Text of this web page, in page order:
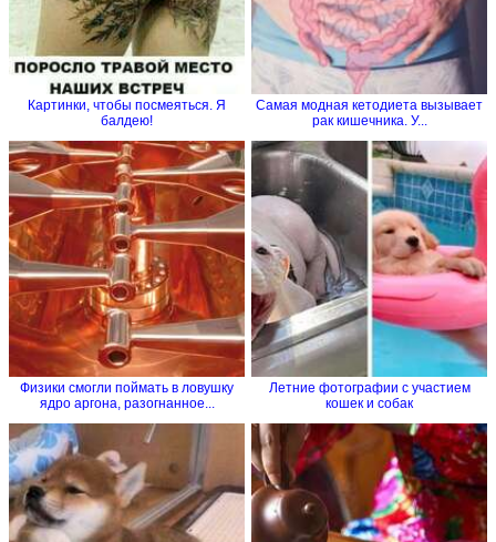
Картинки, чтобы посмеяться. Я
балдею!
Самая модная кетодиета вызывает
рак кишечника. У...
Физики смогли поймать в ловушку
ядро аргона, разогнанное...
Летние фотографии с участием
кошек и собак